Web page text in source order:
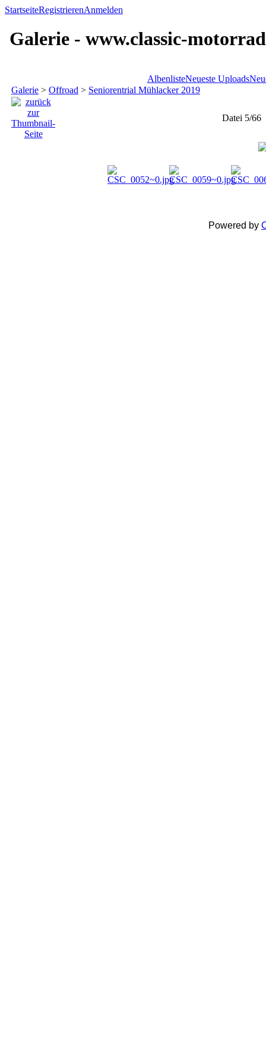
StartseiteRegistrierenAnmelden
Galerie - www.classic-
AlbenlisteNeueste Uploads
Galerie > Offroad > Seniorentrial Mühlacker 2019
Datei 5/66
Powered by